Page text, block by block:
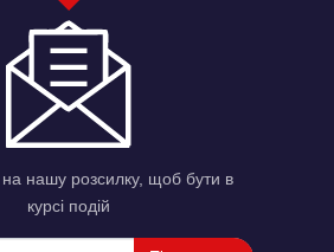
на нашу розсилку, щоб бути в
курсі подій